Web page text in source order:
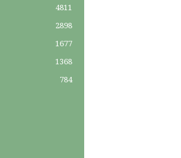
4811
2898
1677
1368
784